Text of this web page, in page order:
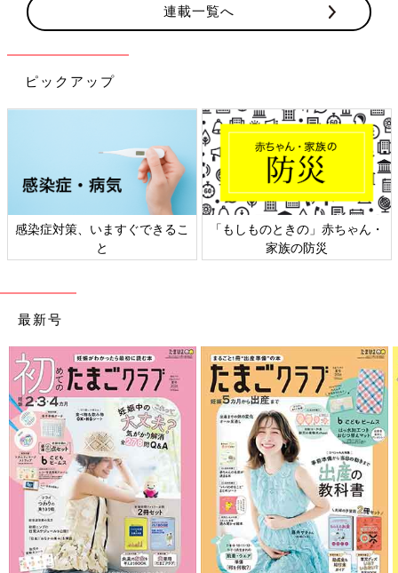
また、子育てで悩んだことは、先輩パパ・ママにSNSや対面で相
った使い方をしていたでしょうね」（高橋暁子さん）
日常生活で不可欠なスマホ。子どもの前
での利用、意識的に控えてる？【リアル
ママボイス】
みなさん、子どもと一緒にいる時にスマホの利
用を控えていますか？「たまひよ」アプリユー
ザーの声を聞くとともに、ベテラン保育士であ
る田中由美子さんにアドバイスいただきまし
た。
悩みのジャンルによる使い分けがいいようですね。とはいえ、誰
かに聞いてもらいたいことがたまったときの相手として、AIはい
（取材・文／橋本真理子、たまひよONLINE編集部）
高橋暁子さん
PROFILE）
ITジャーナリスト。SNS、10代のネット利用、情報モラルリテラ
シーが専門。スマホやインターネット関連の事件やトラブル、
連載一覧へ
ピックアップ
感染症対策、いますぐできるこ
と
「もしものときの」赤ちゃん・
家族の防災
最新号